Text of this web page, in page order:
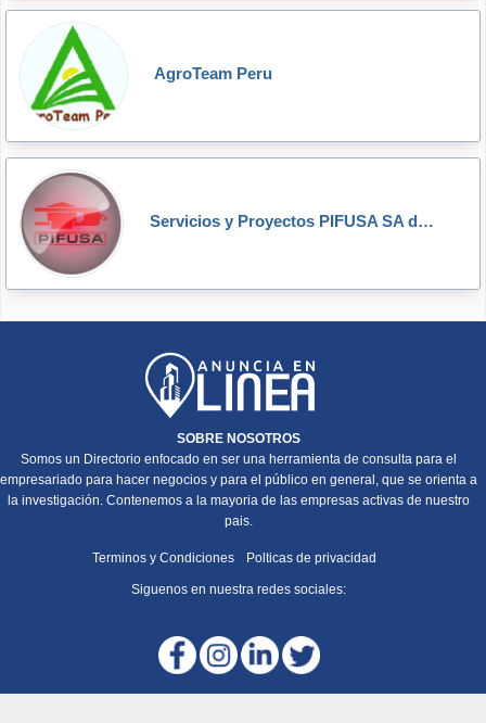
AgroTeam Peru
Servicios y Proyectos PIFUSA SA de CV
SOBRE NOSOTROS
Somos un Directorio enfocado en ser una herramienta de consulta para el
empresariado para hacer negocios y para el público en general, que se orienta a
la investigación. Contenemos a la mayoria de las empresas activas de nuestro
pais.
Terminos y Condiciones Polticas de privacidad
Siguenos en nuestra redes sociales: